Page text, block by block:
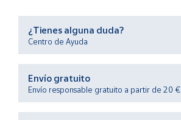
Centro
de ayuda
Contacto
Vendedores
¿Tienes alguna duda?
Centro de Ayuda
Envío gratuito
Envío responsable gratuito a partir de 20 €